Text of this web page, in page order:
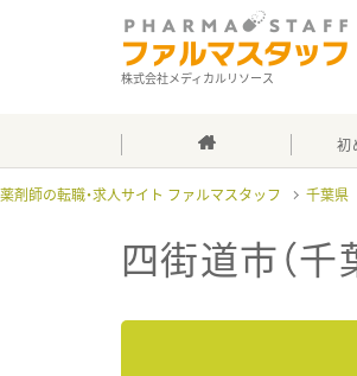
株式会社メディカルリソース
初
薬剤師の転職・求人サイト ファルマスタッフ 千葉県
四街道市（